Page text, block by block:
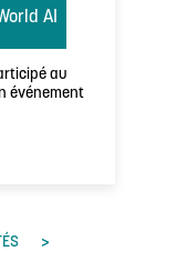
AI
au
événement
>